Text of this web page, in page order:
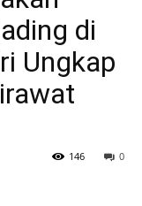
di
Ungkap
0
146